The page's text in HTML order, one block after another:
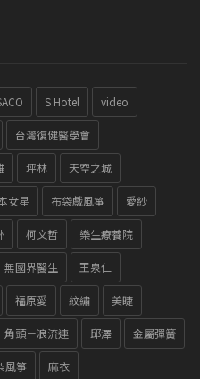
S Hotel video
台灣復健醫學會
坪林 天空之城
女星 布袋戲風箏 愛紗
柯文哲 樂生療養院
無國界醫生 王泉仁
福原愛 紋繡 美睫
角頭－浪流連 邱澤 金屬彈簧
風箏 麻衣